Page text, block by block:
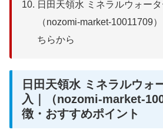
日田天領水 ミネラルウォータ
（nozomi-market-10011709
ちらから
日田天領水 ミネラルウォ
入｜（nozomi-market-
徴・おすすめポイント